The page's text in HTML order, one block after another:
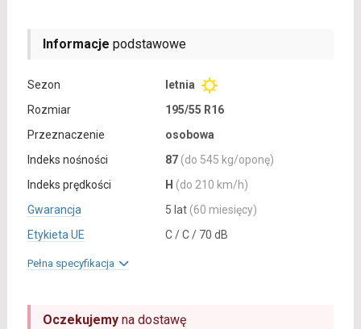
Informacje podstawowe
Sezon
letnia
Rozmiar
195/55 R16
Przeznaczenie
osobowa
Indeks nośności
87 (do 545 kg/oponę)
Indeks prędkości
H (do 210 km/h)
Gwarancja
5 lat (60 miesięcy)
Etykieta UE
C / C / 70 dB
Pełna specyfikacja
Oczekujemyna dostawę